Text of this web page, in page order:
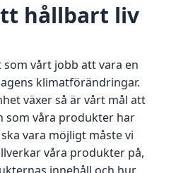
hållbart liv
som vårt jobb att vara en
klimatförändringar.
växer så är vårt mål att
som våra produkter har
vara möjligt måste vi
våra produkter på,